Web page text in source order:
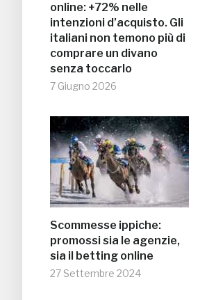
online: +72% nelle
intenzioni d’acquisto. Gli
italiani non temono più di
comprare un divano
senza toccarlo
7 Giugno 2026
Scommesse ippiche:
promossi sia le agenzie,
sia il betting online
27 Settembre 2024